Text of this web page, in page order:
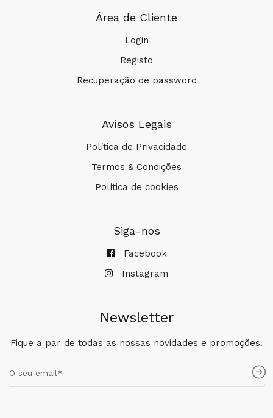
Área de Cliente
Login
Registo
Recuperação de password
Avisos Legais
Política de Privacidade
Termos & Condições
Política de cookies
Siga-nos
Facebook
Instagram
Newsletter
Fique a par de todas as nossas novidades e promoções.